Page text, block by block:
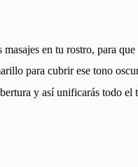
en tu rostro, para
para cubrir ese tono
y así unificarás todo